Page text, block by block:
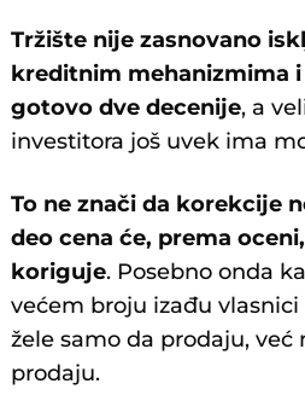
Tržište nije zasnovano
kreditnim mehanizmima
gotovo dve decenije, a
investitora još uvek ima
To ne znači da korekcije
deo cena će, prema
koriguje. Posebno onda
većem broju izađu
žele samo da prodaju, već
prodaju.